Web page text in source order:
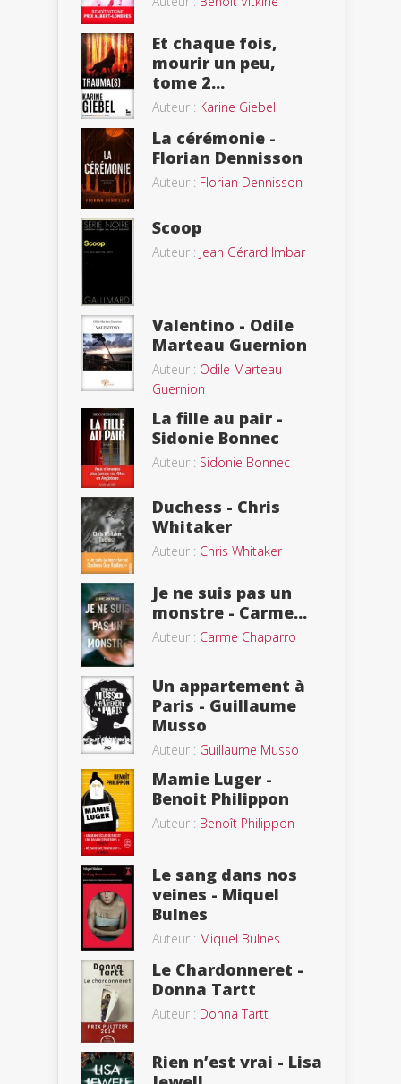
Et chaque fois,
mourir un peu,
tome 2...
Auteur : Karine Giebel
La cérémonie -
Florian Dennisson
Auteur : Florian Dennisson
Scoop
Auteur : Jean Gérard Imbar
Valentino - Odile
Marteau Guernion
Auteur : Odile Marteau
Guernion
La fille au pair -
Sidonie Bonnec
Auteur : Sidonie Bonnec
Duchess - Chris
Whitaker
Auteur : Chris Whitaker
Je ne suis pas un
monstre - Carme...
Auteur : Carme Chaparro
Un appartement à
Paris - Guillaume
Musso
Auteur : Guillaume Musso
Mamie Luger -
Benoit Philippon
Auteur : Benoît Philippon
Le sang dans nos
veines - Miquel
Bulnes
Auteur : Miquel Bulnes
Le Chardonneret -
Donna Tartt
Auteur : Donna Tartt
Rien n’est vrai - Lisa